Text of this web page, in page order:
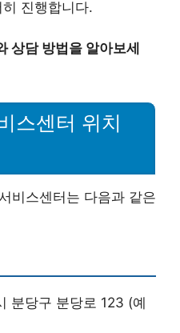
진행합니다.
상담 방법을 알아보세
스센터 위치
비스센터는 다음과 같은
분당구 분당로 123 (예